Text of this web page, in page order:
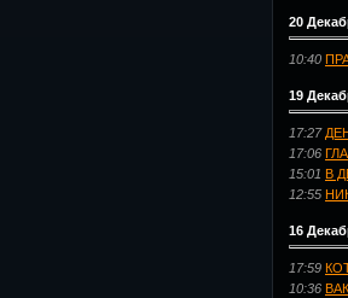
20
10:40
19
17:27
17:06
15:01 В
12:55
16
17:59
10:36